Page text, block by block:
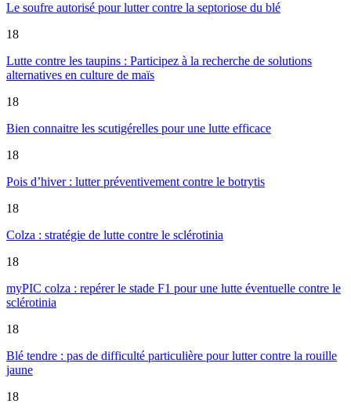
Le soufre autorisé pour lutter contre la septoriose du blé
18
Lutte contre les taupins : Participez à la recherche de solutions
alternatives en culture de maïs
18
Bien connaitre les scutigérelles pour une lutte efficace
18
Pois d’hiver : lutter préventivement contre le botrytis
18
Colza : stratégie de lutte contre le sclérotinia
18
myPIC colza : repérer le stade F1 pour une lutte éventuelle contre le
sclérotinia
18
Blé tendre : pas de difficulté particulière pour lutter contre la rouille
jaune
18